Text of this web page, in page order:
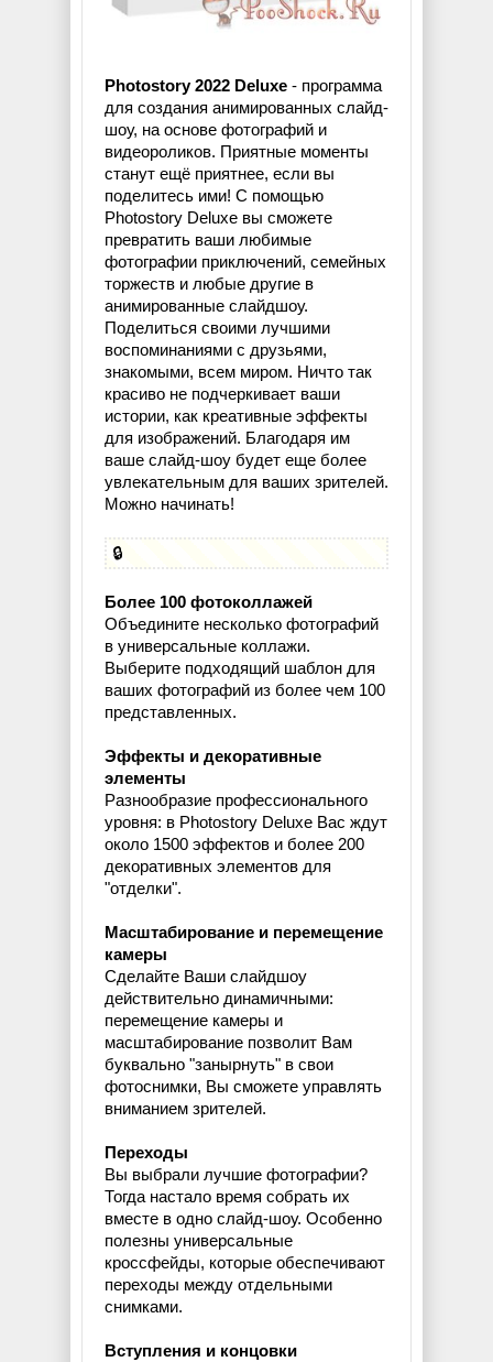
Photostory 2022 Deluxe - программа
для создания анимированных слайд-
шоу, на основе фотографий и
видеороликов. Приятные моменты
станут ещё приятнее, если вы
поделитесь ими! С помощью
Photostory Deluxe вы сможете
превратить ваши любимые
фотографии приключений, семейных
торжеств и любые другие в
анимированные слайдшоу.
Поделиться своими лучшими
воспоминаниями с друзьями,
знакомыми, всем миром. Ничто так
красиво не подчеркивает ваши
истории, как креативные эффекты
для изображений. Благодаря им
ваше слайд-шоу будет еще более
увлекательным для ваших зрителей.
Можно начинать!
🔒
Более 100 фотоколлажей
Объедините несколько фотографий
в универсальные коллажи.
Выберите подходящий шаблон для
ваших фотографий из более чем 100
представленных.
Эффекты и декоративные
элементы
Разнообразие профессионального
уровня: в Photostory Deluxe Вас ждут
около 1500 эффектов и более 200
декоративных элементов для
"отделки".
Масштабирование и перемещение
камеры
Сделайте Ваши слайдшоу
действительно динамичными:
перемещение камеры и
масштабирование позволит Вам
буквально "занырнуть" в свои
фотоснимки, Вы сможете управлять
вниманием зрителей.
Переходы
Вы выбрали лучшие фотографии?
Тогда настало время собрать их
вместе в одно слайд-шоу. Особенно
полезны универсальные
кроссфейды, которые обеспечивают
переходы между отдельными
снимками.
Вступления и концовки